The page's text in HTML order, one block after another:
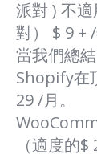
派對 ) 不
對） $ 9 +
當我們總
Shopify在
29 /月。
（適度的